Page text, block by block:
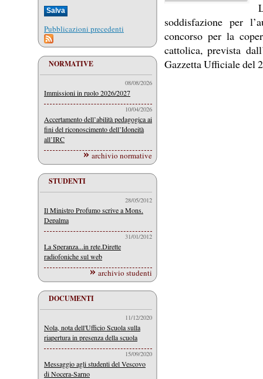
Pubblicazioni precedenti
NORMATIVE
08/08/2026
Immissioni in ruolo 2026/2027
10/04/2026
Accertamento dell’abilità pedagogica ai
fini del riconoscimento dell’Idoneità
all’IRC
archivio normative
STUDENTI
28/05/2012
Il Ministro Profumo scrive a Mons.
Depalma
31/01/2012
La Speranza...in rete.Dirette
radiofoniche sul web
archivio studenti
DOCUMENTI
11/12/2020
Nola, nota dell'Ufficio Scuola sulla
riapertura in presenza della scuola
15/09/2020
Messaggio agli studenti del Vescovo
di Nocera-Sarno
soddisfazione per
concorso per la
cattolica, prevista
Gazzetta Ufficiale del